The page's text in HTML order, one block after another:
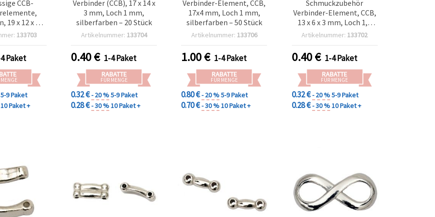
CCB-
19 x 12 x 3,5
1,5 mm –
133703
Paket
5-9 Paket
10 Paket +
Verbinder (CCB), 17 x 14 x
3 mm, Loch 1 mm,
silberfarben – 20 Stück
Artikelnummer: 133704
0.40€ 1-4 Paket
RABATTE
FÜR MENGE
0.32 €- 20 %5-9 Paket
0.28 €- 30 %10 Paket +
Verbinder-Element, CCB,
17x4 mm, Loch 1 mm,
silberfarben – 50 Stück
Artikelnummer: 133706
1.00€ 1-4 Paket
RABATTE
FÜR MENGE
0.80 €- 20 %5-9 Paket
0.70 €- 30 %10 Paket +
Schmuckzubehör
Verbinder-Element, CCB,
13 x 6 x 3 mm, Loch 1,5
mm, silberfarben – 50
Artikelnummer: 133702
0.40€ 1-4 Paket
RABATTE
FÜR MENGE
0.32 €- 20 %5-9 Paket
0.28 €- 30 %10 Paket +